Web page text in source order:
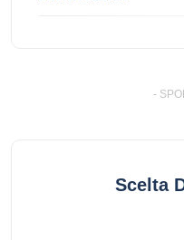
-
Scelta